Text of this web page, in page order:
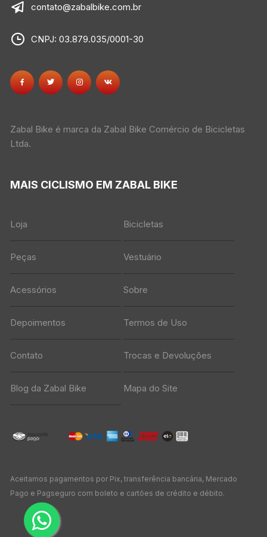
contato@zabalbike.com.br
CNPJ: 03.879.035/0001-30
Zabal Bike é marca da Zabal Bike Comércio de Bicicletas
Ltda.
MAIS CICLISMO EM ZABAL BIKE
Loja Bicicletas
Peças Vestuário
Acessórios Sobre
Depoimentos Termos de Uso
Contato Trocas e Devoluções
Blog da Zabal Bike Mapa do Site
Aceitamos pagamentos por Pix, transferência bancária, Mercado
Pago e Pagseguro com boleto e cartões de crédito e débito.